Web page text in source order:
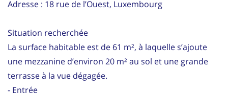
Adresse : 18 rue de l’Ouest, Luxembourg
Situation recherchée
La surface habitable est de 61 m², à laquelle s’ajoute
une mezzanine d’environ 20 m² au sol et une grande
terrasse à la vue dégagée.
- Entrée